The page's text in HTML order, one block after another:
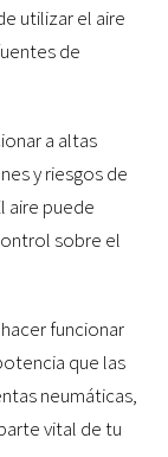
utilizar el aire
de
a altas
y riesgos de
aire puede
sobre el
funcionar
que las
neumáticas,
vital de tu